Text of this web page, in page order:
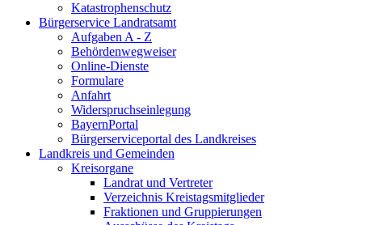
Katastrophenschutz
Bürgerservice Landratsamt
Aufgaben A - Z
Behördenwegweiser
Online-Dienste
Formulare
Anfahrt
Widerspruchseinlegung
BayernPortal
Bürgerserviceportal des Landkreises
Landkreis und Gemeinden
Kreisorgane
Landrat und Vertreter
Verzeichnis Kreistagsmitglieder
Fraktionen und Gruppierungen